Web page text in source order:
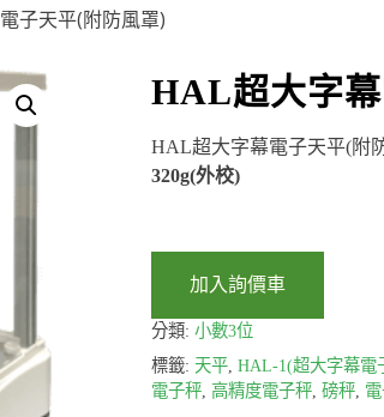
子天平(附防風罩)
HAL超大字
HAL超大字幕電子天平(附
320g(外校)
加入詢價車
分類: 小數3位
標籤: 天平, HAL-1(超大字幕電
電子秤, 高精度電子秤, 磅秤,